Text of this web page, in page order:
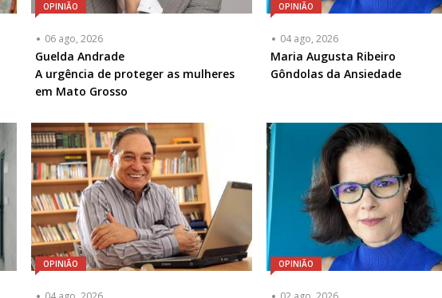
OPINIÃO
06 ago, 2026
Articulista
ou
Chamada
Opcional
Guelda Andrade
A urgência de proteger as mulheres
em Mato Grosso
OPINIÃO
04 ago, 2026
Articulista
ou
Opcional
Maria Augusta Ribeiro
Gôndolas da Ansiedade
OPINIÃO OPINIÃO